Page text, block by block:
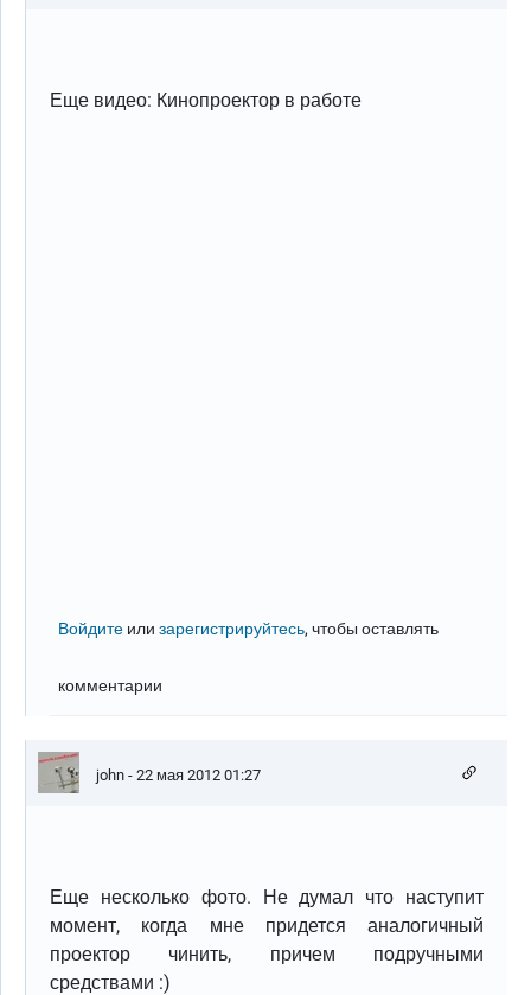
Еще видео: Кинопроектор в работе
Войдите илизарегистрируйтесь, чтобы оставлять
комментарии
john - 22 мая 2012 01:27
Еще несколько фото. Не думал что наступит
момент, когда мне придется аналогичный
проектор чинить, причем подручными
средствами :)